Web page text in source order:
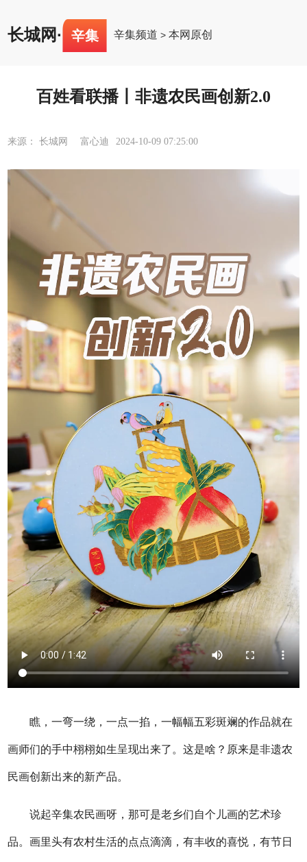
长城网· 辛集 辛集频道 >本网原创
百姓看联播丨非遗农民画创新2.0
来源： 长城网 富心迪 2024-10-09 07:25:00
瞧，一弯一绕，一点一掐，一幅幅五彩斑斓的作品就在
画师们的手中栩栩如生呈现出来了。这是啥？原来是非遗农
民画创新出来的新产品。
说起辛集农民画呀，那可是老乡们自个儿画的艺术珍
品。画里头有农村生活的点点滴滴，有丰收的喜悦，有节日